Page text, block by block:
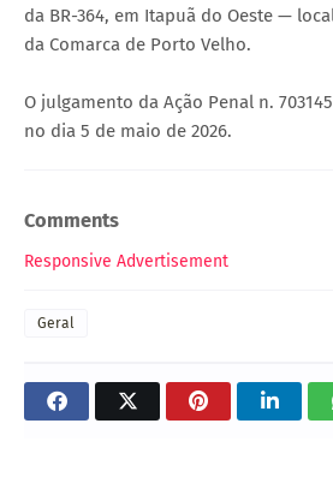
da BR-364, em Itapuã do Oeste —
da Comarca de Porto Velho.
O julgamento da Ação Penal n.
no dia 5 de maio de 2026.
Comments
Responsive Advertisement
Geral